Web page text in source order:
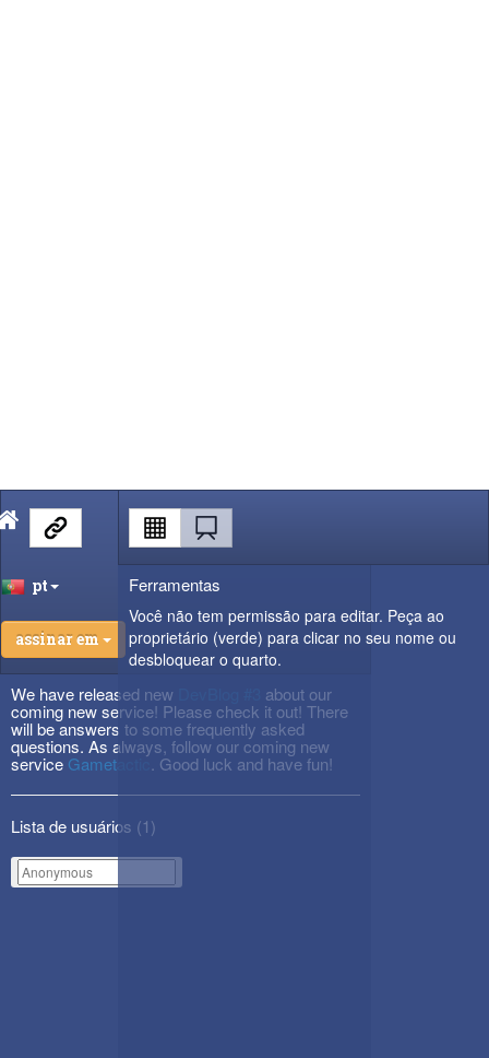
pt
assinar em
We have released new about our
coming new service! Please check it out! There
will be answers to some frequently asked
questions. As always, follow our coming new
service Gametactic. Good luck and have fun!
Lista de usuários (1)
Ferramentas
Você não tem permissão para editar. Peça ao
proprietário (verde) para clicar no seu nome ou
desbloquear o quarto.